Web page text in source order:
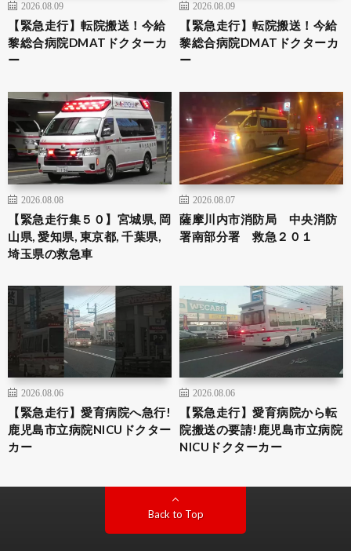
2026.08.09
【緊急走行】転院搬送！今給
黎総合病院DMATドクターカ
ー
2026.08.09
【緊急走行】転院搬送！今給
黎総合病院DMATドクターカ
ー
2026.08.08
【緊急走行集５０】宮城県, 岡
山県, 愛知県, 東京都, 千葉県,
埼玉県の救急車
2026.08.07
薩摩川内市消防局 中央消防
署南部分署 救急２０１
2026.08.06
【緊急走行】愛育病院へ急行!
鹿児島市立病院NICUドクター
カー
2026.08.06
【緊急走行】愛育病院から転
院搬送の要請!鹿児島市立病院
NICUドクターカー
Back to Top